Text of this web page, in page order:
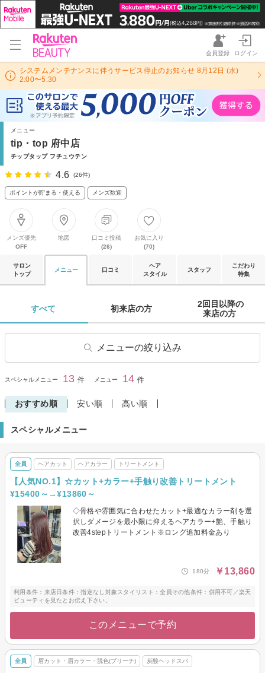
会員登録 ログイン
システムメンテナンスに伴うサービス停止のお知らせ 8月12日 (水)
2:00〜5:30
メニュー
tip・top 府中店
チップタップ フチュウテン
4.6 (26件)
ポイントが貯まる・使える メンズ歓迎
メンズ優先
OFF
地図
口コミ投稿
(26)
お気に入り
(70)
サロン
トップ
メニュー 口コミ
ヘア
スタイル
スタッフ
こだわり
特集
すべて 初来店の方
2回目以降の
来店の方
メニューの絞り込み
ヘアカット
パーマ
トリートメント
リーチ)
メンズ眉カット・眉カラー・
脱色(ブリーチ)
閉じる
スペシャルメニュー 13 件 メニュー 14 件
おすすめ順 安い順 高い順
スペシャルメニュー
全員 ヘアカット ヘアカラー トリートメント
【人気NO.1】☆カット+カラー+手触り改善トリートメント
¥15400～→¥13860～
◇骨格や雰囲気に合わせたカット+最適なカラー剤を選
択しダメージを最小限に抑えるヘアカラー+艶、手触り
改善4stepトリートメント※ロング追加料金あり
180分 ￥13,860
利用条件：来店日条件：指定なし対象スタイリスト：全員その他条件：併用不可／楽天
ビューティを見たとお伝え下さい。
このメニューで予約
全員 眉カット・眉カラー・脱色(ブリーチ) 炭酸ヘッドスパ